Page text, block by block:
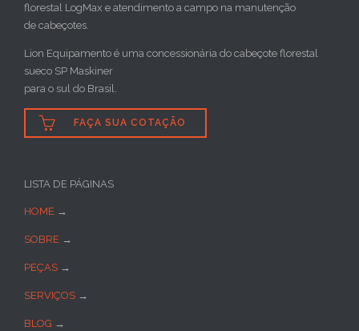
florestal LogMax e atendimento a campo na manutenção
de cabeçotes.
Lion Equipamento é uma concessionária do cabeçote florestal
sueco SP Maskiner
para o sul do Brasil.
 FAÇA SUA COTAÇÃO
LISTA DE PÁGINAS
HOME →
SOBRE →
PEÇAS →
SERVIÇOS →
BLOG →